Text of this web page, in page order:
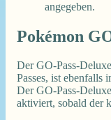
angegeben.
Pokémon
Der GO-Pass-
Passes, ist ebenfalls
Der GO-Pass-
aktiviert, sobald der